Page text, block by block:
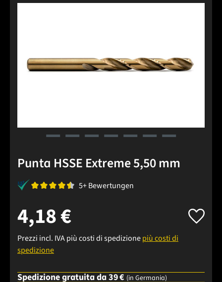
Punta HSSE Extreme 5,50 mm
5+ Bewertungen
4,18 €
Prezzi incl. IVA più costi di spedizionepiù costi di
spedizione
Spedizione gratuita da 39 € (in Germania)